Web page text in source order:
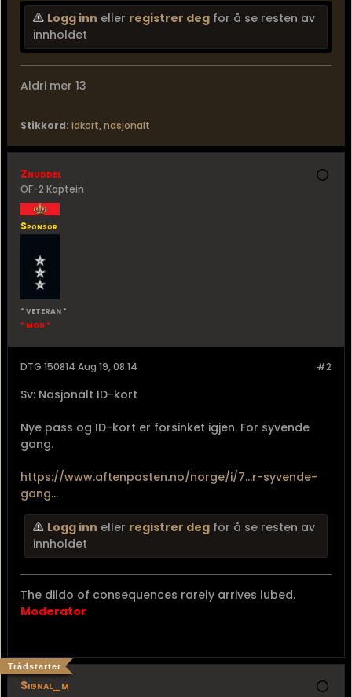
Logg inn eller registrer deg for å se resten av
innholdet
Aldri mer 13
Stikkord: idkort, nasjonalt
Znuddel
OF-2 Kaptein
Sponsor
* VETERAN *
* MOD *
#2
DTG 150814 Aug 19, 08:14
Sv: Nasjonalt ID-kort
Nye pass og ID-kort er forsinket igjen. For syvende
gang.
https://www.aftenposten.no/norge/i/7...r-syvende-
gang...
Logg inn eller registrer deg for å se resten av
innholdet
The dildo of consequences rarely arrives lubed.
Moderator
Signal_m
Trådstarter